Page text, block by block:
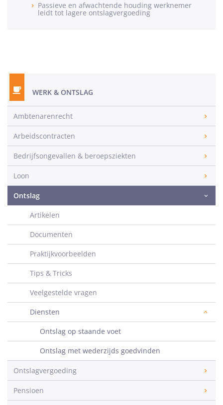
Passieve en afwachtende houding werknemer
leidt tot lagere ontslagvergoeding
WERK & ONTSLAG
Ambtenarenrecht
Arbeidscontracten
Bedrijfsongevallen & beroepsziekten
Loon
Ontslag
Artikelen
Documenten
Praktijkvoorbeelden
Tips & Tricks
Veelgestelde vragen
Diensten
Ontslag op staande voet
Ontslag met wederzijds goedvinden
Ontslagvergoeding
Pensioen